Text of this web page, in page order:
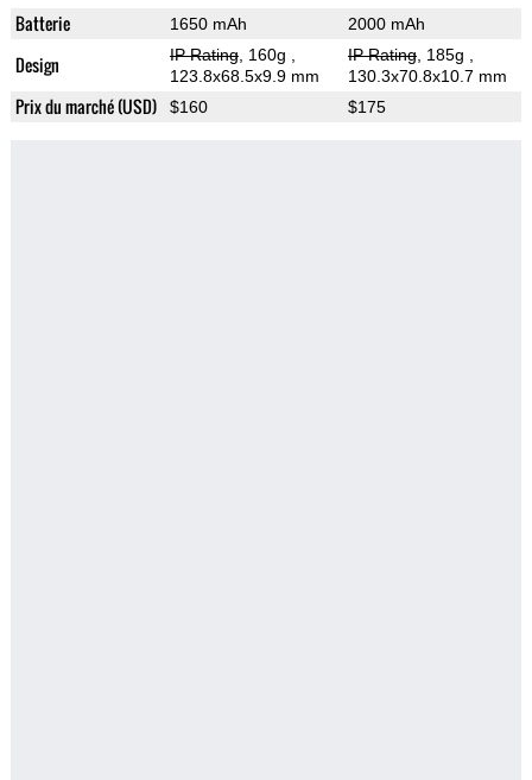
Batterie 1650 mAh 2000 mAh
Design IP Rating, 160g
123.8x68.5x9.9 mm
IP Rating, 185g
130.3x70.8x10.7 mm
Prix du marché (USD) $160 $175